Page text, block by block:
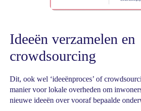
Ideeën verzamelen en
crowdsourcing
Dit, ook wel ‘ideeënproces’ of
manier voor lokale overheden om
nieuwe ideeën over vooraf bepaalde